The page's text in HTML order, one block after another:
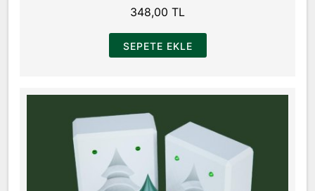
348,00 TL
SEPETE EKLE